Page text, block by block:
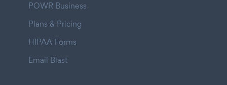
POWR Business
Plans & Pricing
HIPAA Forms
Email Blast